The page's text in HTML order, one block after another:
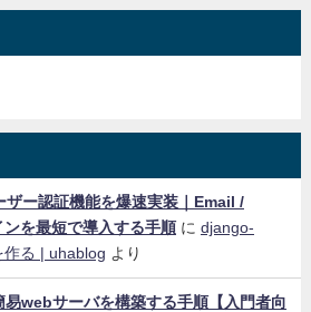
ー認証機能を爆速実装｜Email /
を最短で導入する手順 に django-
作る | uhablog より
webサーバを構築する手順【入門者向